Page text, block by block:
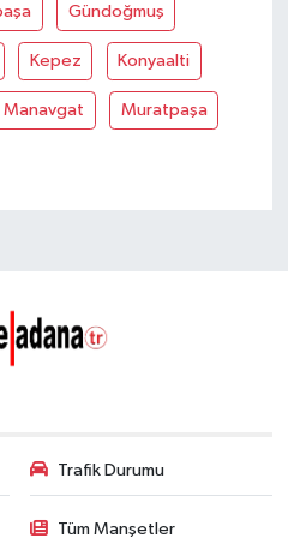
Gündoğmuş
Kepez Konyaalti
Manavgat Muratpaşa
Trafik Durumu
Tüm Manşetler